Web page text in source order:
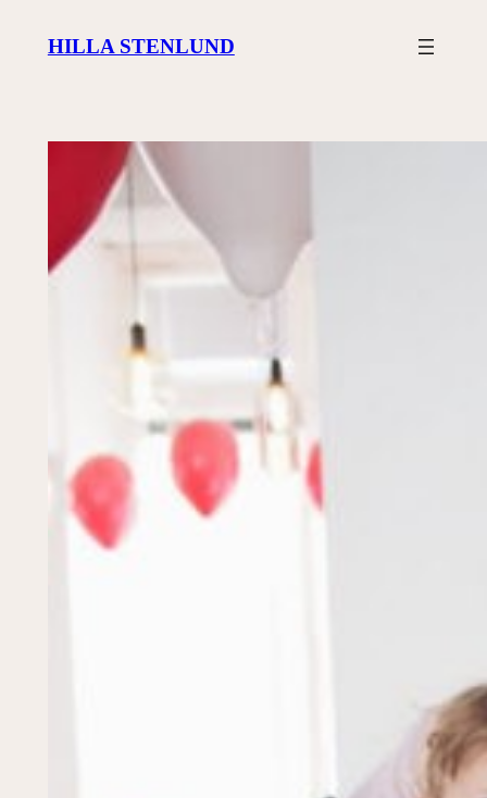
sisältöön
HILLA STENLUND